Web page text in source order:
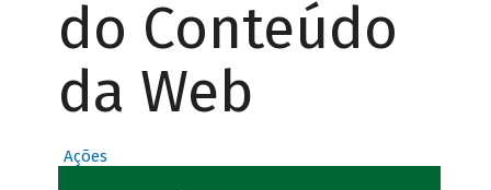
do Conteúdo
da Web
Ações